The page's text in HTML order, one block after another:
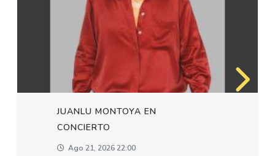
JUANLU MONTOYA EN
CONCIERTO
Ago 21, 2026 22:00